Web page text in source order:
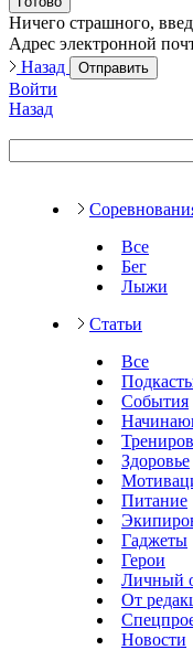
Ничего страшного,
Адрес электронной
Назад
Отправить
Войти
Назад
Все
Бег
Лыжи
Статьи
Все
События
Здоровье
Питание
Гаджеты
Герои
Личный
От
Новости